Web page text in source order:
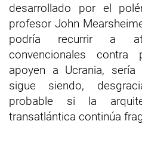
desarrollado por el
profesor John
podría recurrir a
convencionales contra
apoyen a Ucrania,
sigue siendo,
probable si la
transatlántica continúa